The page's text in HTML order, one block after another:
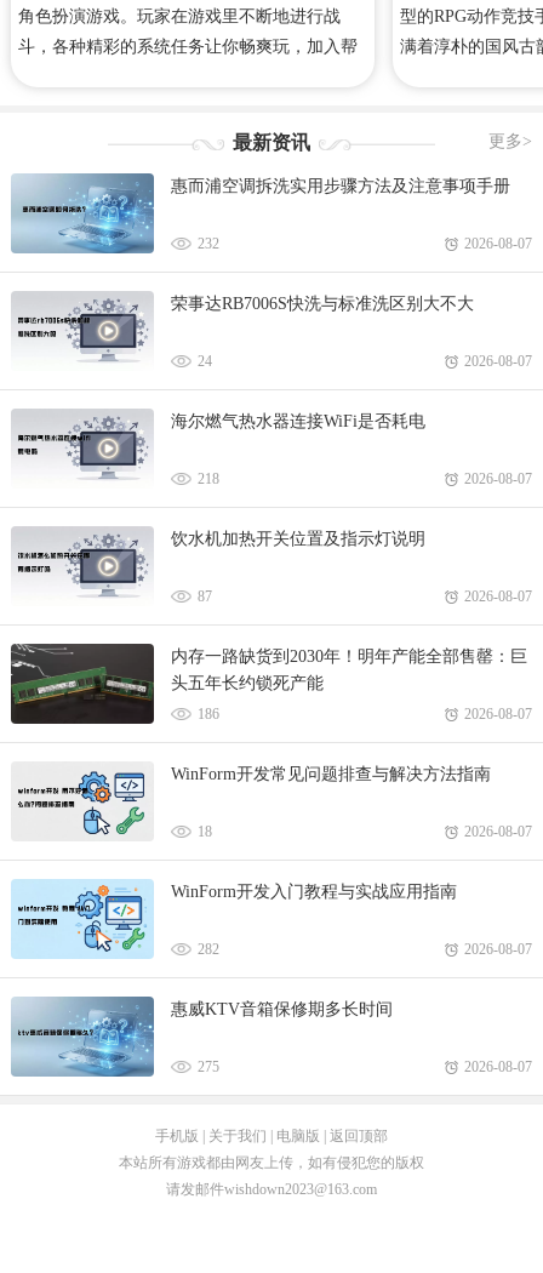
角色扮演游戏。玩家在游戏里不断地进行战
斗，各种精彩的系统任务让你畅爽玩，加入帮
游攻略、礼包码、手游下载等等！
型的RPG动作竞技
满着淳朴的国风古
风华录专区，里
游戏网！
更多>
最新资讯
惠而浦空调拆洗实用步骤方法及注意事项手册
232 2026-08-07
荣事达RB7006S快洗与标准洗区别大不大
24 2026-08-07
海尔燃气热水器连接WiFi是否耗电
218 2026-08-07
饮水机加热开关位置及指示灯说明
87 2026-08-07
内存一路缺货到2030年！明年产能全部售罄：巨
头五年长约锁死产能
186 2026-08-07
WinForm开发常见问题排查与解决方法指南
18 2026-08-07
WinForm开发入门教程与实战应用指南
282 2026-08-07
惠威KTV音箱保修期多长时间
275 2026-08-07
手机版 | 关于我们 | 电脑版 | 返回顶部
本站所有游戏都由网友上传，如有侵犯您的版权
请发邮件wishdown2023@163.com